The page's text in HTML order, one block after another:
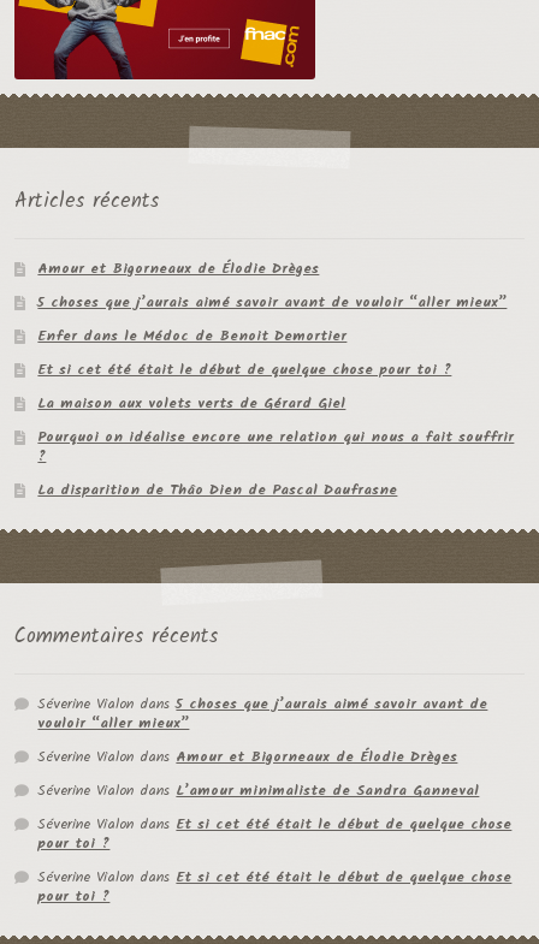
Articles récents
Amour et Bigorneaux de Élodie Drèges
5 choses que j’aurais aimé savoir avant de vouloir “aller mieux”
Enfer dans le Médoc de Benoit Demortier
Et si cet été était le début de quelque chose pour toi ?
La maison aux volets verts de Gérard Giel
Pourquoi on idéalise encore une relation qui nous a fait souffrir
?
La disparition de Thâo Dien de Pascal Daufrasne
Commentaires récents
Séverine Vialon dans5 choses que j’aurais aimé savoir avant de
vouloir “aller mieux”
Séverine Vialon dansAmour et Bigorneaux de Élodie Drèges
Séverine Vialon dansL’amour minimaliste de Sandra Ganneval
Séverine Vialon dansEt si cet été était le début de quelque chose
pour toi ?
Séverine Vialon dansEt si cet été était le début de quelque chose
pour toi ?